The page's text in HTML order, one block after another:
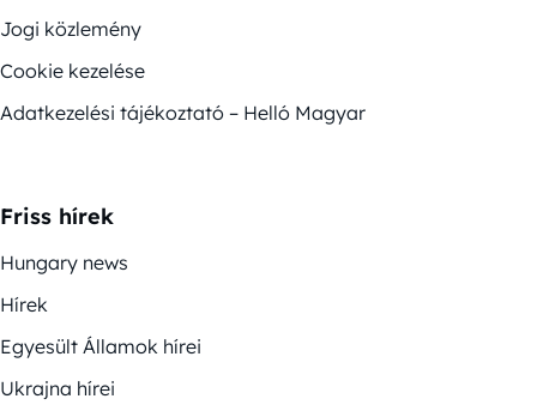
Jogi közlemény
Cookie kezelése
Adatkezelési tájékoztató – Helló Magyar
Friss hírek
Hungary news
Hírek
Egyesült Államok hírei
Ukrajna hírei